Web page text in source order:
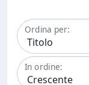
Ordina per:
In ordine: